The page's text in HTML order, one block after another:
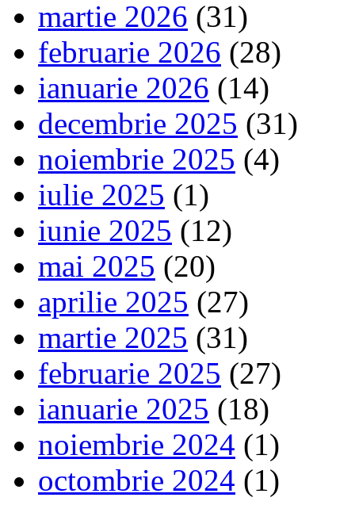
martie 2026 (31)
februarie 2026 (28)
ianuarie 2026 (14)
decembrie 2025 (31)
noiembrie 2025 (4)
iulie 2025 (1)
iunie 2025 (12)
mai 2025 (20)
aprilie 2025 (27)
martie 2025 (31)
februarie 2025 (27)
ianuarie 2025 (18)
noiembrie 2024 (1)
octombrie 2024 (1)